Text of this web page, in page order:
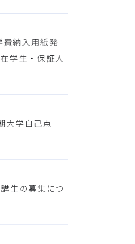
費納入用紙発
学生・保証人
大学自己点
生の募集につ